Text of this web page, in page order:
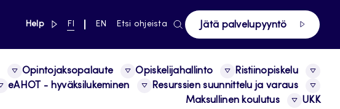
Help linkki pääsivustolle
NYKYINEN
FI
VAIHDA
EN Etsi ohjeista Jätä palvelupyyntö
Opintojaksopalaute Opiskelijahallinto
Ristiinopiskelu
eAHOT - hyväksilukeminen
Resurssien suunnittelu ja varaus
Maksullinen koulutus
UKK